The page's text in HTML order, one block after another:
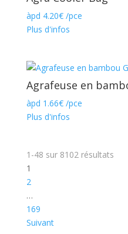
àpd 4.20€/pce
Plus d'infos
Agrafeuse en
àpd 1.66€/pce
Plus d'infos
1-48 sur 8102 résultats
1
2
…
169
Suivant